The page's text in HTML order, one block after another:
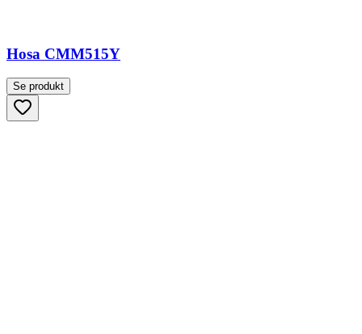
Hosa CMM515Y
Se produkt